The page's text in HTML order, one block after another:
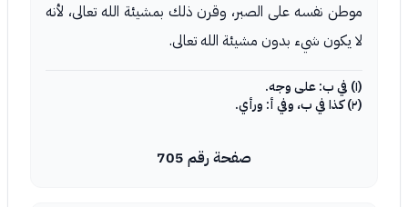
موطن نفسه على الصبر، وقرن ذلك بمشيئة الله تعالى، لأنه
لا يكون شيء بدون مشيئة الله تعالى.
(١) في ب: على وجه.
(٢) كذا في ب، وفي أ: ورأي.
صفحة رقم 705